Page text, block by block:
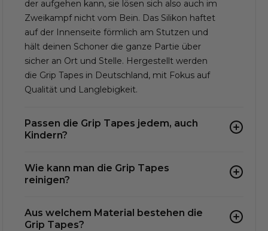
der aufgehen kann, sie lösen sich also auch im
Zweikampf nicht vom Bein. Das Silikon haftet
auf der Innenseite förmlich am Stutzen und
hält deinen Schoner die ganze Partie über
sicher an Ort und Stelle. Hergestellt werden
die Grip Tapes in Deutschland, mit Fokus auf
Qualität und Langlebigkeit.
Passen die Grip Tapes jedem, auch
Kindern?
Wie kann man die Grip Tapes
reinigen?
Aus welchem Material bestehen die
Grip Tapes?